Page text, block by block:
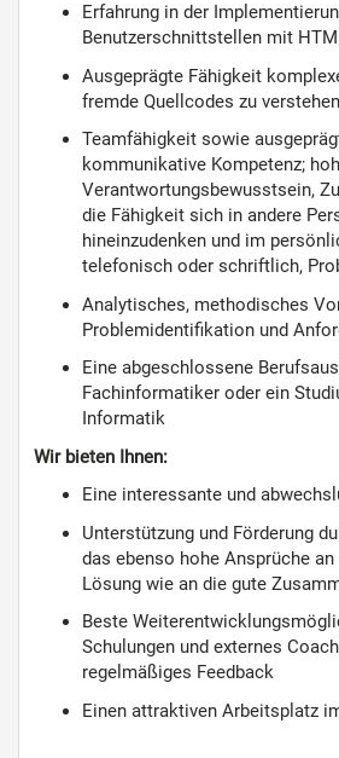
Erfahrung in der
Benutzerschnittstellen mit
Ausgeprägte Fähigkeit
fremde Quellcodes zu verstehen
Teamfähigkeit sowie
kommunikative Kompetenz;
Verantwortungsbewusstsein,
die Fähigkeit sich in andere
hineinzudenken und im
telefonisch oder schriftlich,
Analytisches, methodisches
Problemidentifikation und
Eine abgeschlossene
Fachinformatiker oder ein
Informatik
Wir bieten Ihnen:
Eine interessante und
Unterstützung und Förderung
das ebenso hohe Ansprüche
Lösung wie an die gute
Beste
Schulungen und externes
regelmäßiges Feedback
Einen attraktiven Arbeitsplatz